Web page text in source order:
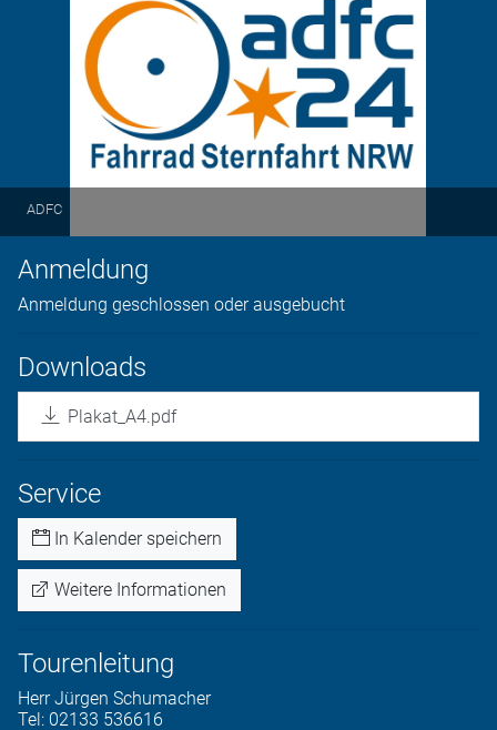
ADFC
Anmeldung
Anmeldung geschlossen oder ausgebucht
Downloads
Plakat_A4.pdf
Service
In Kalender speichern
Weitere Informationen
Tourenleitung
Herr Jürgen Schumacher
Tel: 02133 536616